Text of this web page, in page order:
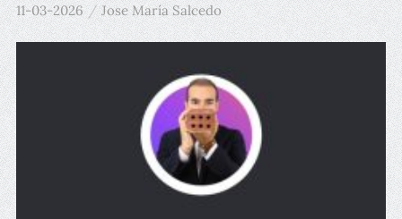
11-03-2026 Jose María Salcedo